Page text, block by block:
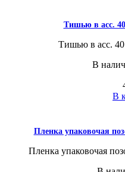
Тишью в асс.
Тишью в асс.
В
В
Пленка упаковочая
Пленка упаковочая